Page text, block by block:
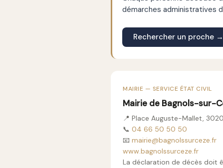
démarches administratives
Rechercher un proche →
MAIRIE — SERVICE ÉTAT CIVIL
Mairie de Bagnols-sur-
📍 Place Auguste-Mallet,
📞 04 66 50 50 50
📧 mairie@bagnolssurceze.fr
www.bagnolssurceze.fr
La déclaration de décès doit